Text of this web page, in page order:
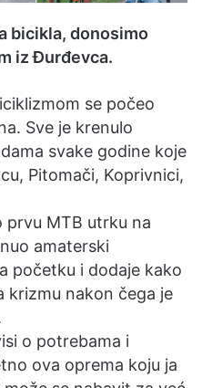
bicikla, donosimo
iz Đurđevca.
se počeo
Sve je krenulo
svake godine koje
Pitomači, Koprivnici,
prvu MTB utrku na
amaterski
početku i dodaje kako
krizmu nakon čega je
o potrebama i
ova oprema koju ja